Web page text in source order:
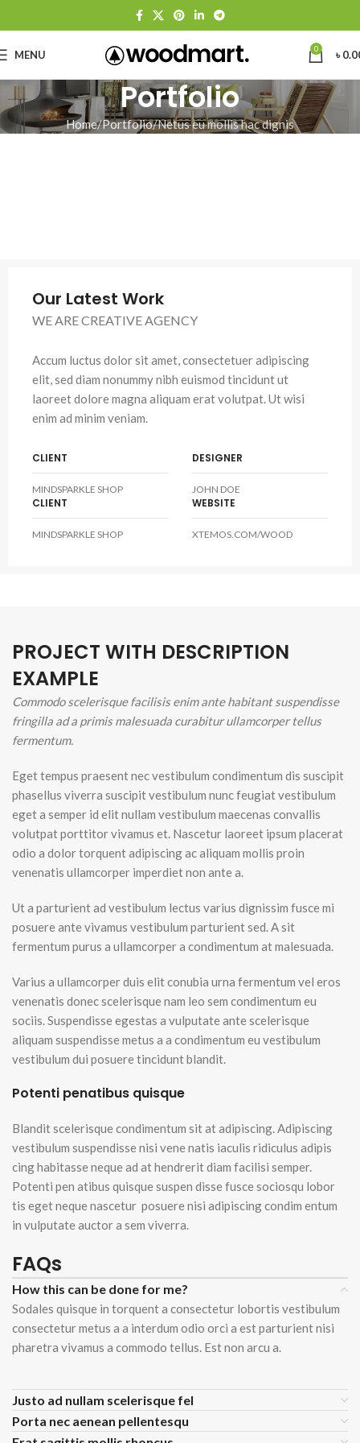
MENU 0 ৳
Portfolio
Home Portfolio Netus eu mollis hac dignis
Our Latest Work
WE ARE CREATIVE AGENCY
Accum luctus dolor sit amet, consectetuer adipiscing
elit, sed diam nonummy nibh euismod tincidunt ut
laoreet dolore magna aliquam erat volutpat. Ut wisi
enim ad minim veniam.
CLIENT
MINDSPARKLE SHOP
DESIGNER
JOHN DOE
CLIENT
MINDSPARKLE SHOP
WEBSITE
XTEMOS.COM/WOOD
PROJECT WITH DESCRIPTION
EXAMPLE
Commodo scelerisque facilisis enim ante habitant suspendisse
fringilla ad a primis malesuada curabitur ullamcorper tellus
fermentum.
Eget tempus praesent nec vestibulum condimentum dis suscipit
phasellus viverra suscipit vestibulum nunc feugiat vestibulum
eget a semper id elit nullam vestibulum maecenas convallis
volutpat porttitor vivamus et. Nascetur laoreet ipsum placerat
odio a dolor torquent adipiscing ac aliquam mollis proin
venenatis ullamcorper imperdiet non ante a.
Ut a parturient ad vestibulum lectus varius dignissim fusce mi
posuere ante vivamus vestibulum parturient sed. A sit
fermentum purus a ullamcorper a condimentum at malesuada.
Varius a ullamcorper duis elit conubia urna fermentum vel eros
venenatis donec scelerisque nam leo sem condimentum eu
sociis. Suspendisse egestas a vulputate ante scelerisque
aliquam suspendisse metus a a condimentum eu vestibulum
vestibulum dui posuere tincidunt blandit.
Potenti penatibus quisque
Blandit scelerisque condimentum sit at adipiscing. Adipiscing
vestibulum suspendisse nisi vene natis iaculis ridiculus adipis
cing habitasse neque ad at hendrerit diam facilisi semper.
Potenti pen atibus quisque suspen disse fusce sociosqu lobor
tis eget neque nascetur posuere nisi adipiscing condim entum
in vulputate auctor a sem viverra.
FAQs
How this can be done for me?
Sodales quisque in torquent a consectetur lobortis vestibulum
consectetur metus a a interdum odio orci a est parturient nisi
pharetra vivamus a commodo tellus. Est non arcu a.
Justo ad nullam scelerisque fel
Porta nec aenean pellentesqu